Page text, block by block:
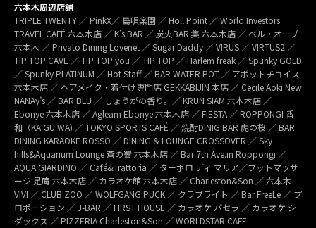
六本木周辺店舗
TRIPLE TWENTY ／ PinkX／ 島唄楽園 ／ Holl Point ／ World Investors
TRAVEL CAFÉ 六本木店 ／ K’s BAR ／ 炭火BAR 集 六本木店 ／ ベル・オーブ
六本木 ／ Privato Dining Lovenet ／ Sugar Daddy ／ VIRUS ／ VIRTUS2 ／
TIP TOP CAVE ／ TIP TOP you ／ TIP TOP ／ Harlem freak ／ Spunky GOLD
／ Spunky PLATINUM ／ Hot Staff ／ BAR WATER POT ／ アボットチョイス
六本木店 ／ ヘアメイク・着付け専門店 GEKKABIJIN 本店 ／ Cecile Aoki New
NANAy’s ／ BAR BLU ／ しょうがの香り。／ KRUN SIAM 六本木店 ／
Ebonye 六本木店 ／ Agleam Ebonye 六本木店 ／ FIESTA ／ ROPPONGI 香
和（KA GU WA) ／ TOKYO SPORTS CAFÉ ／ 焼酎DINIG BAR 虎の桜 ／ BAR
DINING KARAOKE ROSSO ／ DINING & LOUNGE CROSSOVER ／ Sky
hills&Aquarium Lounge 蒼の響 六本木店 ／ Bar 7th Ave.in Roppongi ／
AQUA GIARDINO ／ Café&Trattoria ／ ターボロ ディ マリア／フットマッサ
ージ 足庵 六本木店 ／ カラオケ館 六本木店 ／ Charleston&Son ／ 六本木
VIVI ／ CLUB ZOO ／ WOLFGANG PUCK ／ クラブライト ／ Bar FreeLe ／ プ
ロポーション ／ J-BAR ／ FIRST HOUSE ／ カラオケ パセラ ／ カラオケ シ
ダックス ／ PIZZERIA Charleston&Son ／ WORLDSTAR CAFE